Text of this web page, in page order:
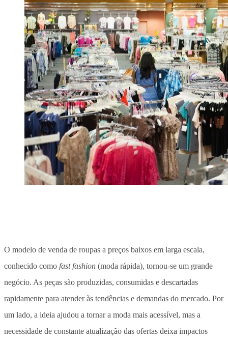
O modelo de venda de roupas a preços baixos em larga escala,
conhecido como fast fashion (moda rápida), tornou-se um grande
negócio. As peças são produzidas, consumidas e descartadas
rapidamente para atender às tendências e demandas do mercado. Por
um lado, a ideia ajudou a tornar a moda mais acessível, mas a
necessidade de constante atualização das ofertas deixa impactos